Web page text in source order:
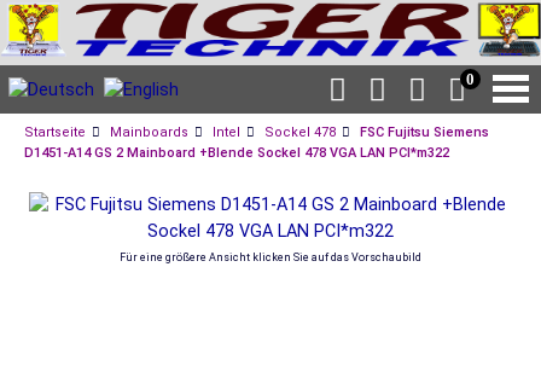
0
Startseite Mainboards Intel Sockel 478
FSC Fujitsu Siemens
D1451-A14 GS 2 Mainboard +Blende Sockel 478 VGA LAN PCI*m322
Für eine größere Ansicht klicken Sie auf das Vorschaubild